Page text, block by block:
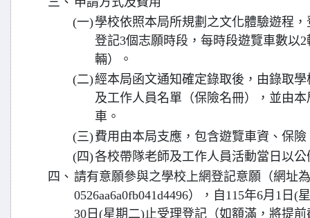
(一)學校依照本局所規劃之文化體驗遊程
登記3個志願時段，每時段遊覽車數以
輛）。
(二)經本局函文通知確定錄取後，由錄取
及工作人員名單（保險名冊），並由
車。
(三)費用由本局支應，包含遊覽車資、保
(四)各校帶隊老師及工作人員活動當日以公
四、 請有意願參與之學校上網登記意願（網址為
0526aa6a0fb041d4496），自115年6月1日(
30日(星期二)止受理登記（如額滿，將提